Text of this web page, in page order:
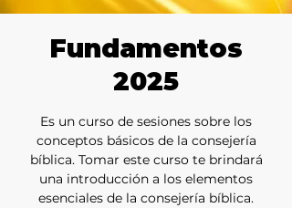
Fundamentos
2025
Es un curso de sesiones sobre los
conceptos básicos de la consejería
bíblica. Tomar este curso te brindará
una introducción a los elementos
esenciales de la consejería bíblica.